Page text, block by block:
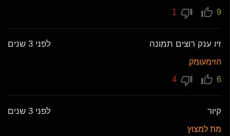
9
זיו ענק רוצים תמונה לפני 3 שנים
הזימעומק
6
קיור לפני 3 שנים
מת למצוץ